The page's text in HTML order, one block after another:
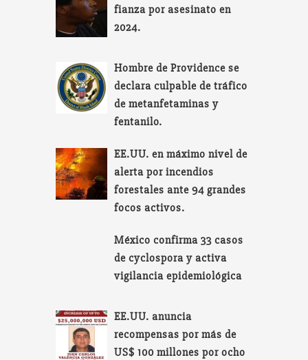
fianza por asesinato en
2024.
Hombre de Providence se
declara culpable de tráfico
de metanfetaminas y
fentanilo.
EE.UU. en máximo nivel de
alerta por incendios
forestales ante 94 grandes
focos activos.
México confirma 33 casos
de cyclospora y activa
vigilancia epidemiológica
EE.UU. anuncia
recompensas por más de
US$ 100 millones por ocho